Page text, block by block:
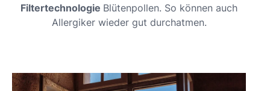
Filtertechnologie Blütenpollen. So können auch
Allergiker wieder gut durchatmen.